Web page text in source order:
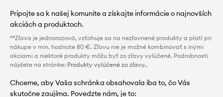
Pripojte sa k našej komunite a získajte informácie o najnovších
akciách a produktoch.
**Zľava je jednorazová, vzťahuje sa na nezľavnené produkty a platí pri
nákupe v min. hodnote 80 €. Zľavu nie je možné kombinovať s inými
akciami a niektoré produkty môžu byť zo zľavy vylúčené. Podrobnosti
nájdete na stránke: Produkty vylúčené zo zľavy..
Chceme, aby Vaša schránka obsahovala iba to, čo Vás
skutočne zaujíma. Povedzte nám, je to: